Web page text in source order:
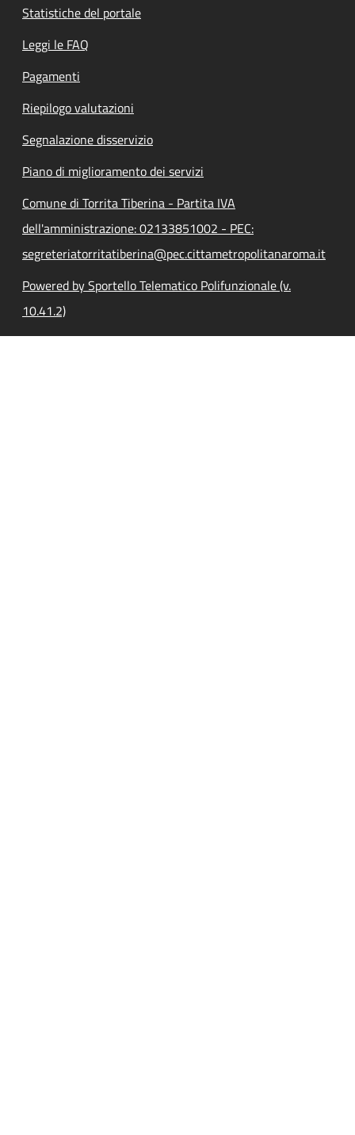
Statistiche del portale
Leggi le FAQ
Pagamenti
Riepilogo valutazioni
Segnalazione disservizio
Piano di miglioramento dei servizi
Comune di Torrita Tiberina - Partita IVA
dell'amministrazione: 02133851002 - PEC:
segreteriatorritatiberina@pec.cittametropolitanaroma.it
Powered by Sportello Telematico Polifunzionale (v.
10.41.2)